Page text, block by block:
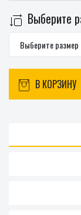
Выберите
Выберите размер
В КОРЗИНУ